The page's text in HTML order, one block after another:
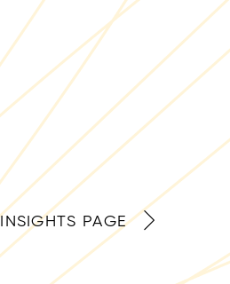
PAGE